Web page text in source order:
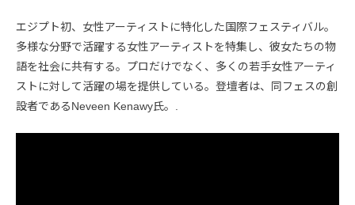
エジプト初、女性アーティストに特化した国際フェスティバル。
多様な分野で活躍する女性アーティストを特集し、彼女たちの物
語を社会に共有する。プロだけでなく、多くの若手女性アーティ
ストに対して活躍の場を提供している。登壇者は、同フェスの創
設者であるNeveen Kenawy氏。.